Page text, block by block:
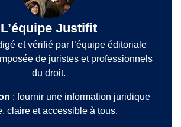
L’équipe Justifit
et vérifié par l’équipe éditoriale
de juristes et professionnels
du droit.
: fournir une information juridique
claire et accessible à tous.